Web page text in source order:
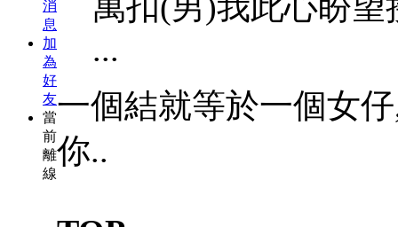
消
息
加
為
好
友
當
前
離
線
...
一個結就等於一個女
你..